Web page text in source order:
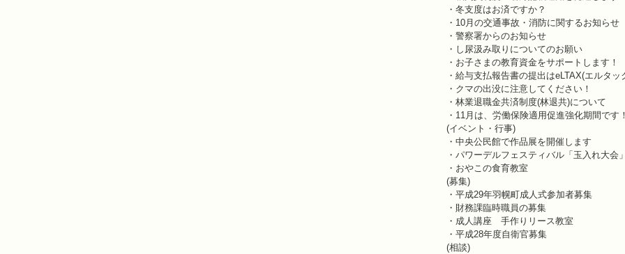
・冬支度はお済ですか？
・10月の交通事故・消防に関するお知らせ
・警察署からのお知らせ
・し尿汲み取りについてのお願い
・お子さまの教育資金をサポートします！
・給与支払報告書の提出はeLTAX(エルタッ
・クマの出没に注意してください！
・林業退職金共済制度(林退共)について
・11月は、労働保険適用促進強化期間です！
(イベント・行事)
・中央公民館で作品展を開催します
・パワーデルフェスティバル「玉入れ大会」
・おやこの食育教室
(募集)
・平成29年羽幌町成人式参加者募集
・財務課臨時職員の募集
・成人講座 手作りリース教室
・平成28年度自衛官募集
(相談)